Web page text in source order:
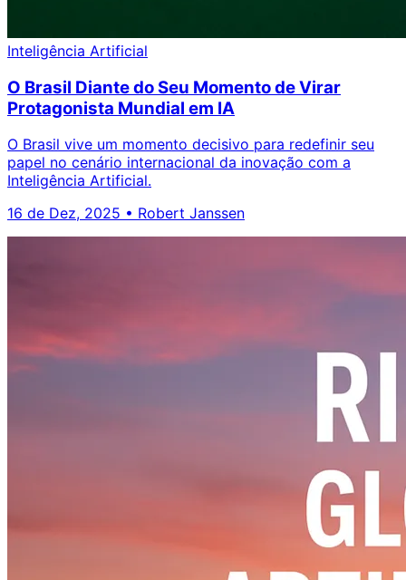
Inteligência Artificial
O Brasil Diante do Seu Momento de Virar
Protagonista Mundial em IA
O Brasil vive um momento decisivo para redefinir seu
papel no cenário internacional da inovação com a
Inteligência Artificial.
16 de Dez, 2025 • Robert Janssen